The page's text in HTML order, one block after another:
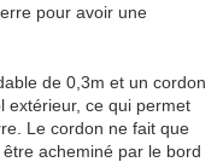
pour avoir une
de 0,3m et un cordon
extérieur, ce qui permet
Le cordon ne fait que
acheminé par le bord